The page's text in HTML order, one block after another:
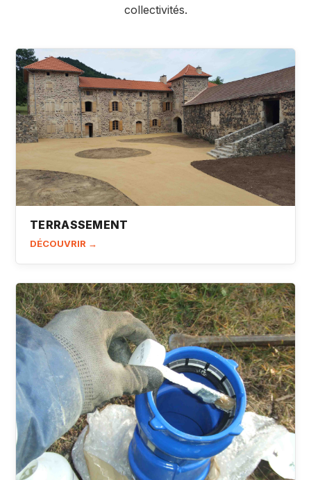
collectivités.
TERRASSEMENT
DÉCOUVRIR →